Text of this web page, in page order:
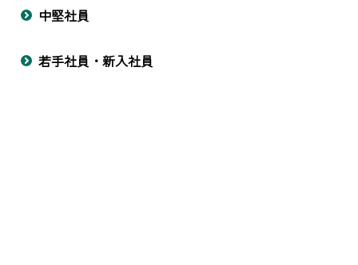
中堅社員
若手社員・新入社員